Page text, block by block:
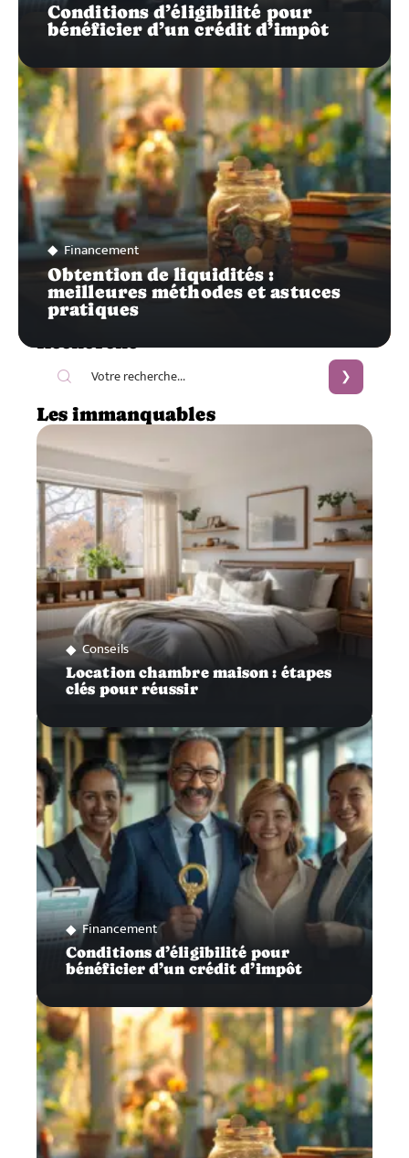
Conditions d’éligibilité pour
bénéficier d’un crédit d’impôt
Financement
Obtention de liquidités :
meilleures méthodes et astuces
pratiques
Recherche
Les immanquables
Conseils
Location chambre maison : étapes
clés pour réussir
Financement
Conditions d’éligibilité pour
bénéficier d’un crédit d’impôt